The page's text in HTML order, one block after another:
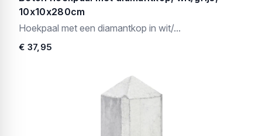
10x10x280cm
Hoekpaal met een diamantkop in wit/...
€ 37,95